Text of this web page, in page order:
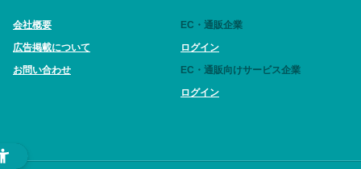
会社概要
広告掲載について
お問い合わせ
EC・通販企業
ログイン
EC・通販向けサービス企業
ログイン